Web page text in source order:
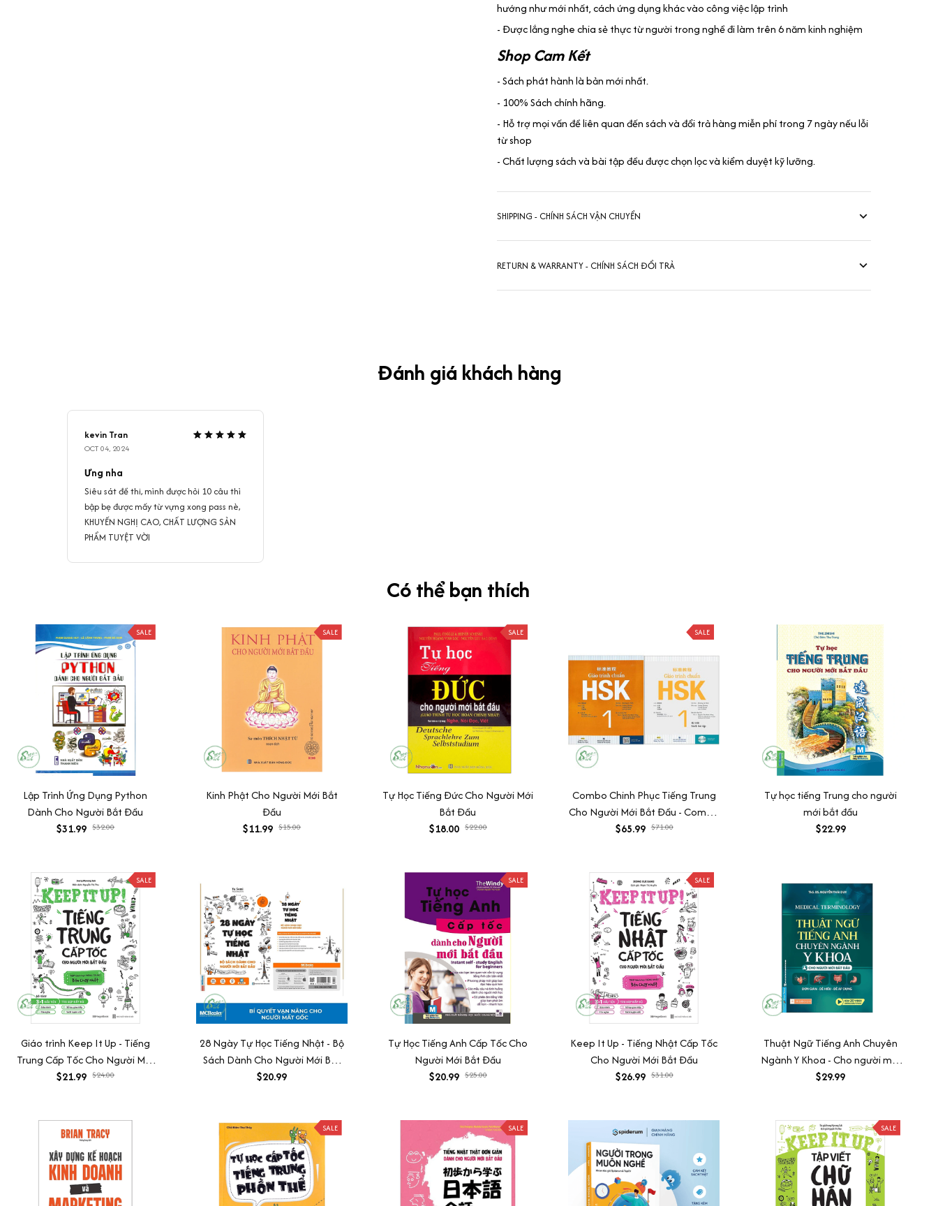
hướng như mới nhất, cách ứng dụng khác vào công việc lập trình
- Được lắng nghe chia sẻ thực từ người trong nghề đi làm trên 6 năm kinh nghiệm
Shop Cam Kết
- Sách phát hành là bản mới nhất.
- 100% Sách chính hãng.
- Hỗ trợ mọi vấn đề liên quan đến sách và đổi trả hàng miễn phí trong 7 ngày nếu lỗi
từ shop
- Chất lượng sách và bài tập đều được chọn lọc và kiểm duyệt kỹ lưỡng.
SHIPPING - CHÍNH SÁCH VẬN CHUYỂN
RETURN & WARRANTY - CHÍNH SÁCH ĐỔI TRẢ
Đánh giá khách hàng
kevin Tran
OCT 04, 2024
Ưng nha
Siêu sát đề thi, mình được hỏi 10 câu thì
bập bẹ được mấy từ vựng xong pass nè,
KHUYẾN NGHỊ CAO, CHẤT LƯỢNG SẢN
PHẨM TUYỆT VỜI
Có thể bạn thích
SALE
Lập Trình Ứng Dụng Python
Dành Cho Người Bắt Đầu
$31.99 $32.00
SALE
Kinh Phật Cho Người Mới Bắt
Đầu
$11.99 $15.00
SALE
Tự Học Tiếng Đức Cho Người Mới
Bắt Đầu
$18.00 $22.00
SALE
Combo Chinh Phục Tiếng Trung
Cho Người Mới Bắt Đầu - Combo
Sách Giáo Trình Chuẩn HSK 1 -
Trung cho người mới bắt đầu
$65.99 $71.00
Tự học tiếng Trung cho người
mới bắt đầu
$22.99
SALE
Giáo trình Keep It Up - Tiếng
Trung Cấp Tốc Cho Người Mới
Bắt Đầu
$21.99 $24.00
28 Ngày Tự Học Tiếng Nhật - Bộ
Sách Dành Cho Người Mới Bắt
Đầu
$20.99
SALE
Tự Học Tiếng Anh Cấp Tốc Cho
Người Mới Bắt Đầu
$20.99 $25.00
SALE
Keep It Up - Tiếng Nhật Cấp Tốc
Cho Người Mới Bắt Đầu
$26.99 $31.00
Thuật Ngữ Tiếng Anh Chuyên
Ngành Y Khoa - Cho người mới
bắt đầu (Medical Terminology)
$29.99
SALE SALE SALE